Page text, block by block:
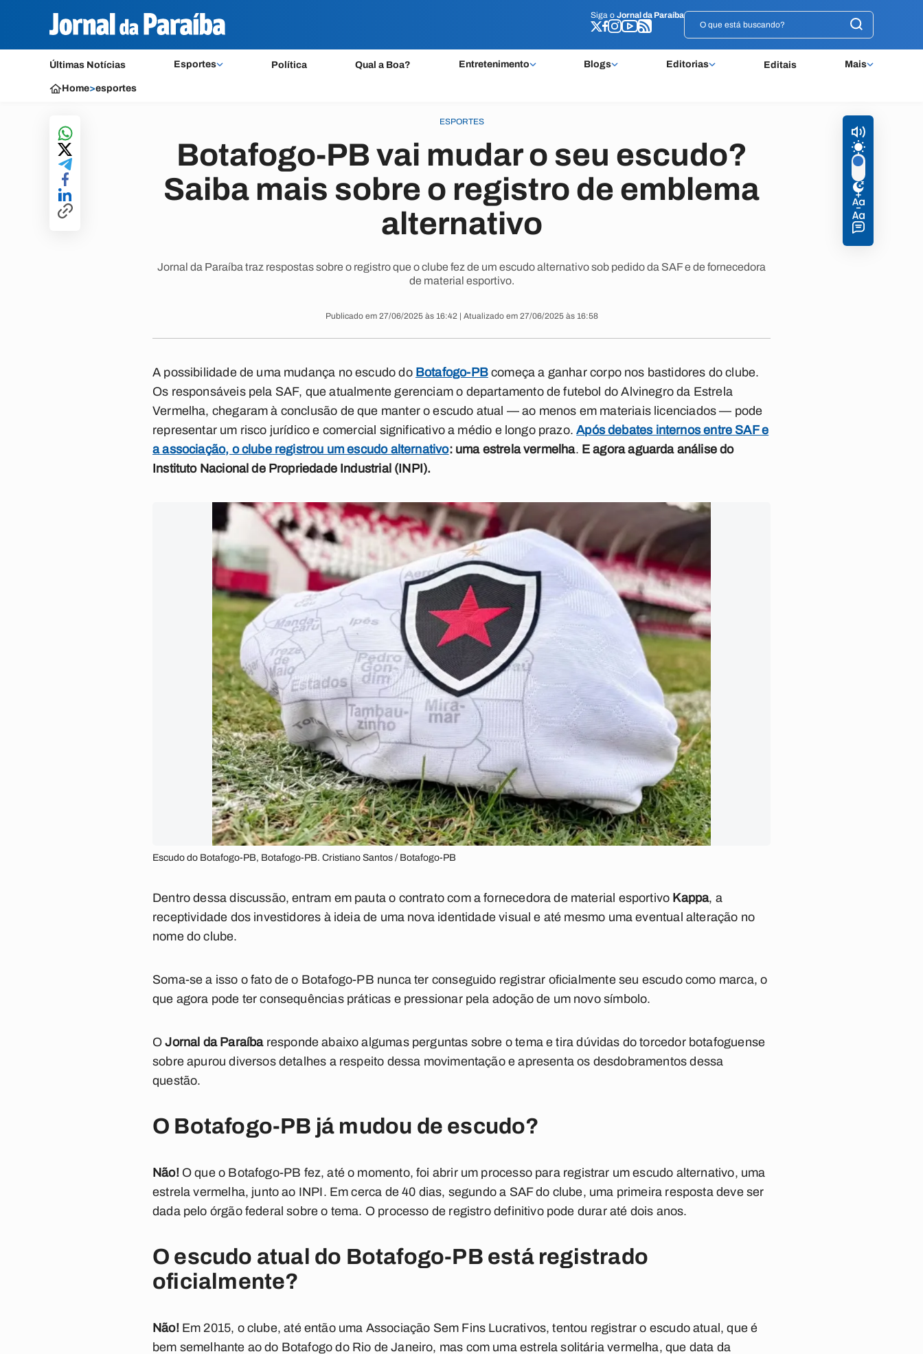
Siga o Jornal da Paraíba
Últimas Notícias Esportes Política Qual a Boa? Entretenimento Blogs Editorias Editais Mais
Siga o Jornal da Paraíba
Home>esportes
ESPORTES
Botafogo-PB vai mudar o seu escudo?
Saiba mais sobre o registro de emblema
alternativo
Jornal da Paraíba traz respostas sobre o registro que o clube fez de um escudo alternativo sob pedido da SAF e de fornecedora
de material esportivo.
Publicado em 27/06/2025 às 16:42 | Atualizado em 27/06/2025 às 16:58
A possibilidade de uma mudança no escudo do Botafogo-PBcomeça a ganhar corpo nos bastidores do clube.
Os responsáveis pela SAF, que atualmente gerenciam o departamento de futebol do Alvinegro da Estrela
Vermelha, chegaram à conclusão de que manter o escudo atual — ao menos em materiais licenciados — pode
representar um risco jurídico e comercial significativo a médio e longo prazo.Após debates internos entre SAF e
a associação, o clube registrou um escudo alternativo: uma estrela vermelha. E agora aguarda análise do
Instituto Nacional de Propriedade Industrial (INPI).
Escudo do Botafogo-PB, Botafogo-PB. Cristiano Santos / Botafogo-PB
Dentro dessa discussão, entram em pauta o contrato com a fornecedora de material esportivo Kappa, a
receptividade dos investidores à ideia de uma nova identidade visual e até mesmo uma eventual alteração no
nome do clube.
Soma-se a isso o fato de o Botafogo-PB nunca ter conseguido registrar oficialmente seu escudo como marca, o
que agora pode ter consequências práticas e pressionar pela adoção de um novo símbolo.
OJornal da Paraíbaresponde abaixo algumas perguntas sobre o tema e tira dúvidas do torcedor botafoguense
sobre apurou diversos detalhes a respeito dessa movimentação e apresenta os desdobramentos dessa
questão.
O Botafogo-PB já mudou de escudo?
Não! O que o Botafogo-PB fez, até o momento, foi abrir um processo para registrar um escudo alternativo, uma
estrela vermelha, junto ao INPI. Em cerca de 40 dias, segundo a SAF do clube, uma primeira resposta deve ser
dada pelo órgão federal sobre o tema. O processo de registro definitivo pode durar até dois anos.
O escudo atual do Botafogo-PB está registrado
oficialmente?
Não! Em 2015, o clube, até então uma Associação Sem Fins Lucrativos, tentou registrar o escudo atual, que é
bem semelhante ao do Botafogo do Rio de Janeiro, mas com uma estrela solitária vermelha, que data da